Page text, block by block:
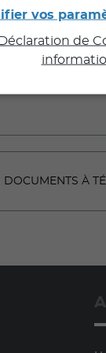
DOCUMENTS À
vos
de